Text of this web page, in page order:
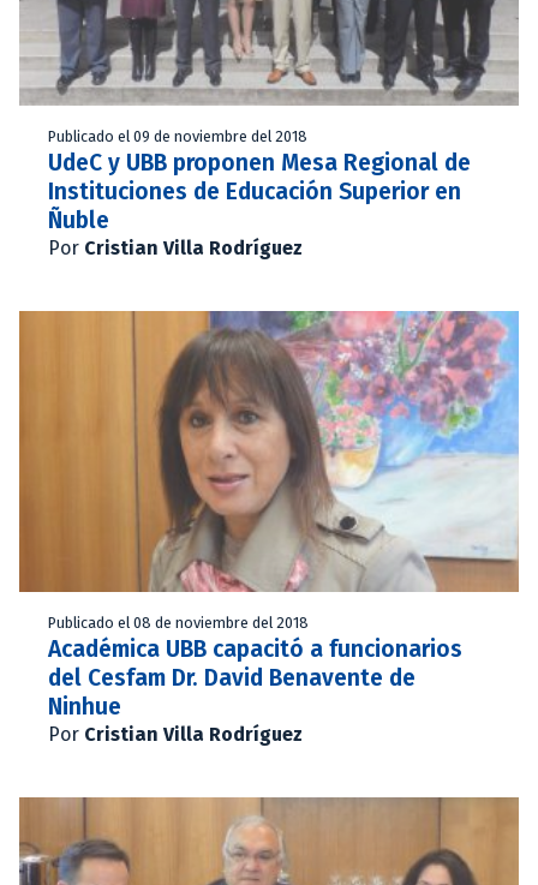
Publicado el 09 de noviembre del 2018
UdeC y UBB proponen Mesa Regional de
Instituciones de Educación Superior en
Ñuble
Por Cristian Villa Rodríguez
Publicado el 08 de noviembre del 2018
Académica UBB capacitó a funcionarios
del Cesfam Dr. David Benavente de
Ninhue
Por Cristian Villa Rodríguez